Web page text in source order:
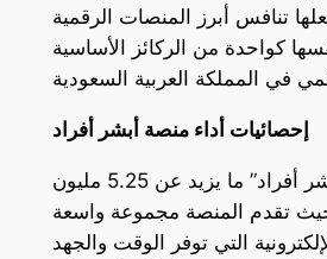
تنافس أبرز المنصات الرقمية
كواحدة من الركائز الأساسية
إحصائيات أداء منصة أبشر أفراد
شهدت منصة “أبشر أفراد” ما يزيد عن 5.25 مليون
تقدم المنصة مجموعة واسعة
التي توفر الوقت والجهد